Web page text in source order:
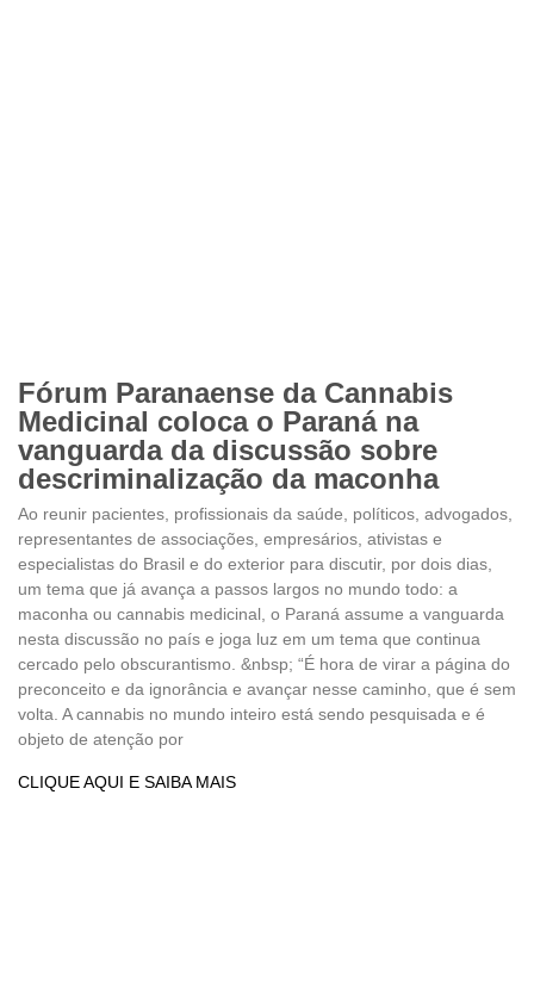
Fórum Paranaense da Cannabis
Medicinal coloca o Paraná na
vanguarda da discussão sobre
descriminalização da maconha
Ao reunir pacientes, profissionais da saúde, políticos, advogados,
representantes de associações, empresários, ativistas e
especialistas do Brasil e do exterior para discutir, por dois dias,
um tema que já avança a passos largos no mundo todo: a
maconha ou cannabis medicinal, o Paraná assume a vanguarda
nesta discussão no país e joga luz em um tema que continua
cercado pelo obscurantismo. &nbsp; “É hora de virar a página do
preconceito e da ignorância e avançar nesse caminho, que é sem
volta. A cannabis no mundo inteiro está sendo pesquisada e é
objeto de atenção por
CLIQUE AQUI E SAIBA MAIS